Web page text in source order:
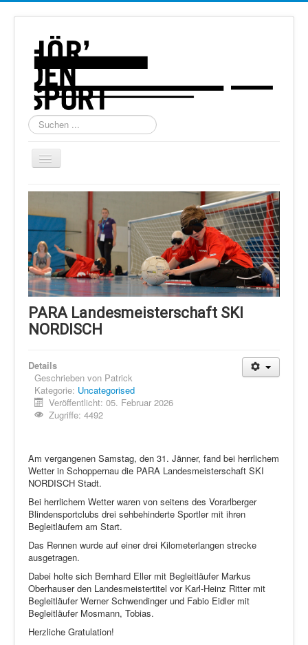
Suchen
...
Navigation
Home
Über uns
Torball
Schießen
Schi Alpin
Schi Nordisch
Laufen
Datenschutz
PARA Landesmeisterschaft SKI
NORDISCH
Details
Geschrieben von Patrick
Kategorie: Uncategorised
Veröffentlicht: 05. Februar 2026
Zugriffe: 4492
Am vergangenen Samstag, den 31. Jänner, fand bei herrlichem
Wetter in Schoppernau die PARA Landesmeisterschaft SKI
NORDISCH Stadt.
Bei herrlichem Wetter waren von seitens des Vorarlberger
Blindensportclubs drei sehbehinderte Sportler mit ihren
Begleitläufern am Start.
Das Rennen wurde auf einer drei Kilometerlangen strecke
ausgetragen.
Dabei holte sich Bernhard Eller mit Begleitläufer Markus
Oberhauser den Landesmeistertitel vor Karl-Heinz Ritter mit
Begleitläufer Werner Schwendinger und Fabio Eidler mit
Begleitläufer Mosmann, Tobias.
Herzliche Gratulation!